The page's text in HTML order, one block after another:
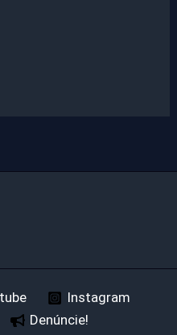
Instagram
Denúncie!